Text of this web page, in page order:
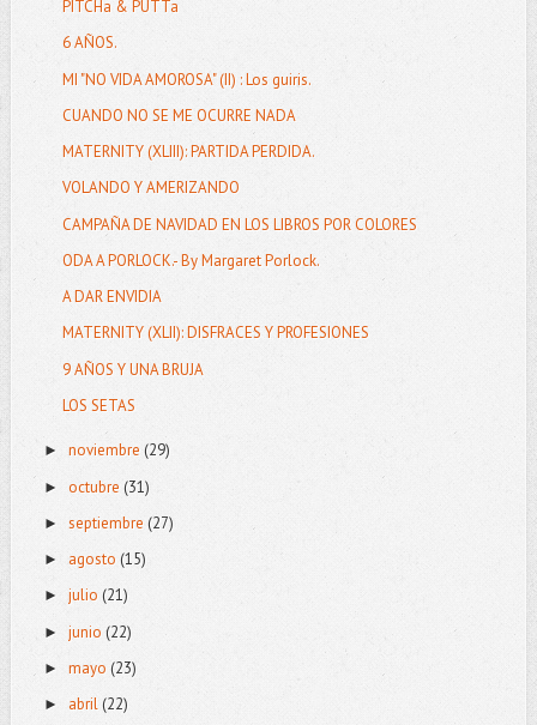
PITCHa & PUTTa
6 AÑOS.
MI "NO VIDA AMOROSA" (II) : Los guiris.
CUANDO NO SE ME OCURRE NADA
MATERNITY (XLIII): PARTIDA PERDIDA.
VOLANDO Y AMERIZANDO
CAMPAÑA DE NAVIDAD EN LOS LIBROS POR COLORES
ODA A PORLOCK.- By Margaret Porlock.
A DAR ENVIDIA
MATERNITY (XLII): DISFRACES Y PROFESIONES
9 AÑOS Y UNA BRUJA
LOS SETAS
► noviembre (29)
► octubre (31)
► septiembre (27)
► agosto (15)
► julio (21)
► junio (22)
► mayo (23)
► abril (22)